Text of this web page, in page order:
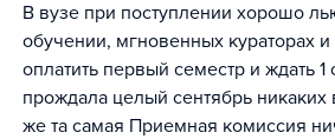
В вузе при поступлении хорошо
обучении, мгновенных кураторах
оплатить первый семестр и ждать
прождала целый сентябрь никаких
же та самая Приемная комиссия